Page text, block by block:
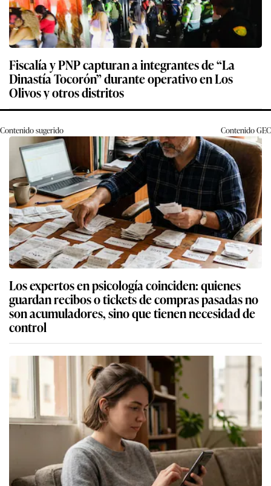
Fiscalía y PNP capturan a integrantes de “La
Dinastía Tocorón” durante operativo en Los
Olivos y otros distritos
Contenido sugerido ContenidoGEC
Los expertos en psicología coinciden: quienes
guardan recibos o tickets de compras pasadas no
son acumuladores, sino que tienen necesidad de
control